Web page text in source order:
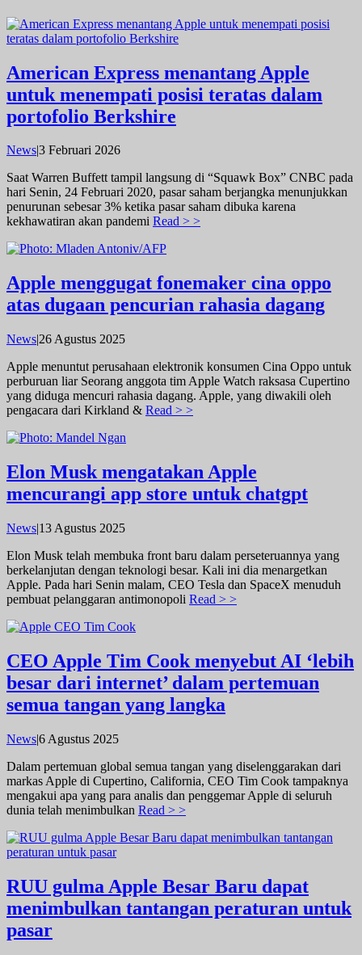
American Express menantang Apple
untuk menempati posisi teratas dalam
portofolio Berkshire
News3 Februari 2026oleh
Saat Warren Buffett tampil langsung di “Squawk Box” CNBC pada
hari Senin, 24 Februari 2020, pasar saham berjangka menunjukkan
penurunan sebesar 3% ketika pasar saham dibuka karena
kekhawatiran akan pandemi Read > >
Apple menggugat fonemaker cina oppo
atas dugaan pencurian rahasia dagang
News|26 Agustus 2025oleh
Apple menuntut perusahaan elektronik konsumen Cina Oppo untuk
perburuan liar Seorang anggota tim Apple Watch raksasa Cupertino
yang diduga mencuri rahasia dagang. Apple, yang diwakili oleh
pengacara dari Kirkland & Read > >
Elon Musk mengatakan Apple
mencurangi app store untuk chatgpt
News|13 Agustus 2025oleh
Elon Musk telah membuka front baru dalam perseteruannya yang
berkelanjutan dengan teknologi besar. Kali ini dia menargetkan
Apple. Pada hari Senin malam, CEO Tesla dan SpaceX menuduh
pembuat pelanggaran antimonopoli Read > >
CEO Apple Tim Cook menyebut AI ‘lebih
besar dari internet’ dalam pertemuan
semua tangan yang langka
News|6 Agustus 2025oleh
Dalam pertemuan global semua tangan yang diselenggarakan dari
markas Apple di Cupertino, California, CEO Tim Cook tampaknya
mengakui apa yang para analis dan penggemar Apple di seluruh
dunia telah menimbulkan Read > >
RUU gulma Apple Besar Baru dapat
menimbulkan tantangan peraturan untuk
pasar